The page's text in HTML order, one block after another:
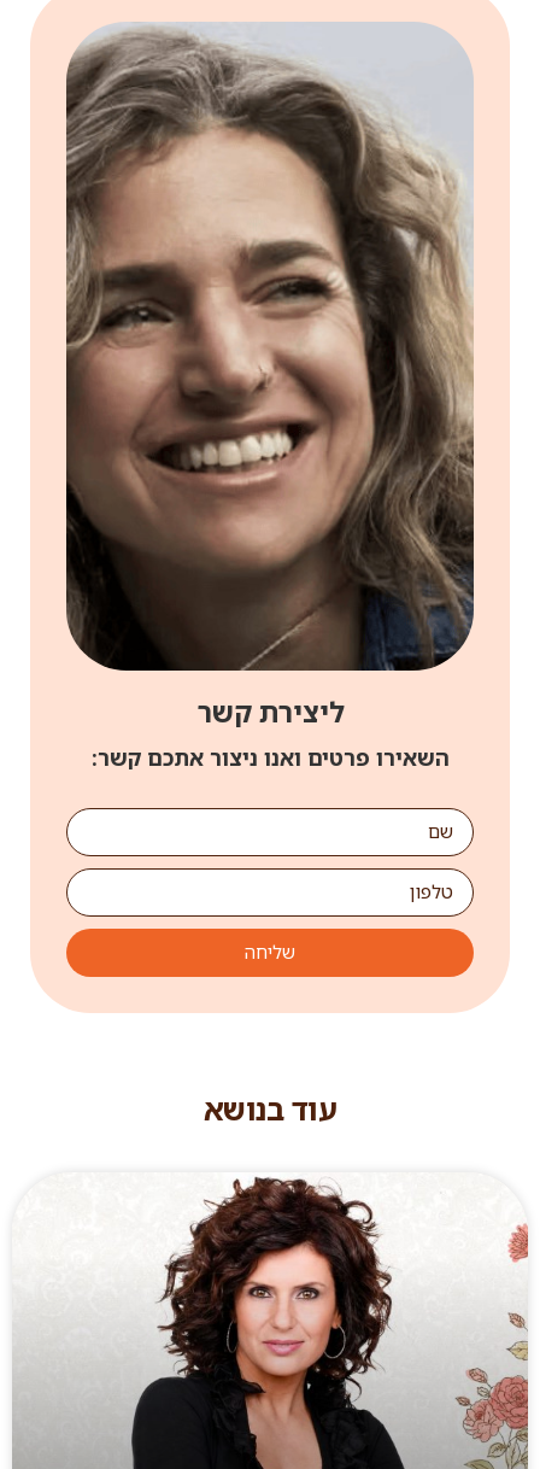
ליצירת קשר
השאירו פרטים ואנו ניצור אתכם קשר:
שליחה
עוד בנושא